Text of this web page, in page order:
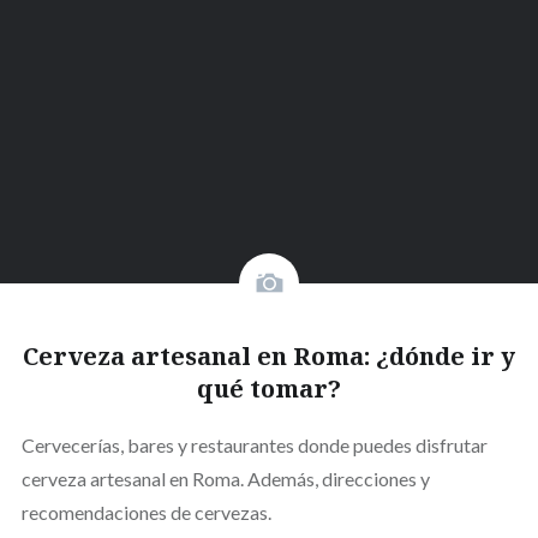
Cerveza artesanal en Roma: ¿dónde ir y
qué tomar?
Cervecerías, bares y restaurantes donde puedes disfrutar
cerveza artesanal en Roma. Además, direcciones y
recomendaciones de cervezas.